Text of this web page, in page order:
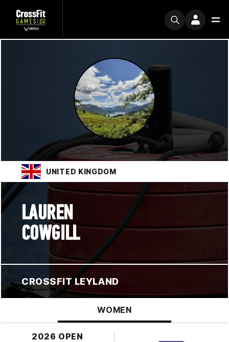
UNITED KINGDOM
LAUREN
COWGILL
CROSSFIT LEYLAND
WOMEN
2026 OPEN